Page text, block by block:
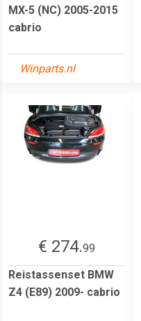
MX-5 (NC) 2005-2015
cabrio
Winparts.nl
€ 274.99
Reistassenset BMW
Z4 (E89) 2009- cabrio